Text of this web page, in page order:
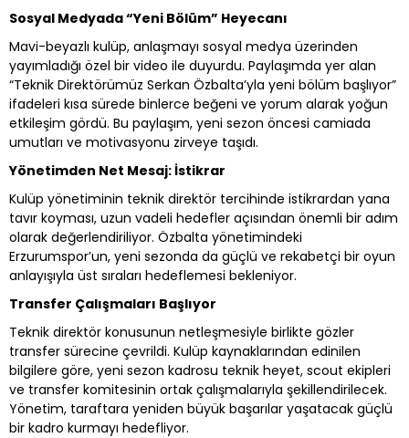
Sosyal Medyada “Yeni Bölüm” Heyecanı
Mavi-beyazlı kulüp, anlaşmayı sosyal medya üzerinden
yayımladığı özel bir video ile duyurdu. Paylaşımda yer alan
“Teknik Direktörümüz Serkan Özbalta’yla yeni bölüm başlıyor”
ifadeleri kısa sürede binlerce beğeni ve yorum alarak yoğun
etkileşim gördü. Bu paylaşım, yeni sezon öncesi camiada
umutları ve motivasyonu zirveye taşıdı.
Yönetimden Net Mesaj: İstikrar
Kulüp yönetiminin teknik direktör tercihinde istikrardan yana
tavır koyması, uzun vadeli hedefler açısından önemli bir adım
olarak değerlendiriliyor. Özbalta yönetimindeki
Erzurumspor’un, yeni sezonda da güçlü ve rekabetçi bir oyun
anlayışıyla üst sıraları hedeflemesi bekleniyor.
Transfer Çalışmaları Başlıyor
Teknik direktör konusunun netleşmesiyle birlikte gözler
transfer sürecine çevrildi. Kulüp kaynaklarından edinilen
bilgilere göre, yeni sezon kadrosu teknik heyet, scout ekipleri
ve transfer komitesinin ortak çalışmalarıyla şekillendirilecek.
Yönetim, taraftara yeniden büyük başarılar yaşatacak güçlü
bir kadro kurmayı hedefliyor.